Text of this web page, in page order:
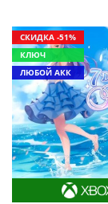
СКИДКА -51%
КЛЮЧ
ЛЮБОЙ АКК